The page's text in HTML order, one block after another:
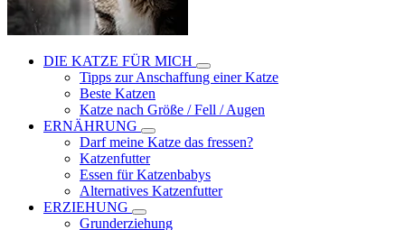
DIE KATZE FÜR MICH
Tipps zur Anschaffung einer Katze
Beste Katzen
Katze nach Größe / Fell / Augen
ERNÄHRUNG
Darf meine Katze das fressen?
Katzenfutter
Essen für Katzenbabys
Alternatives Katzenfutter
ERZIEHUNG
Grunderziehung